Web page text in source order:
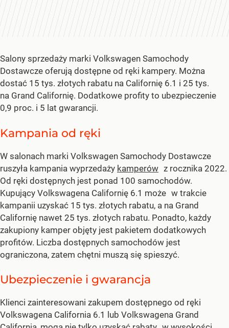
Salony sprzedaży marki Volkswagen Samochody
Dostawcze oferują dostępne od ręki kampery. Można
dostać 15 tys. złotych rabatu na Californię 6.1 i 25 tys.
na Grand Californię. Dodatkowe profity to ubezpieczenie
0,9 proc. i 5 lat gwarancji.
Kampania od ręki
W salonach marki Volkswagen Samochody Dostawcze
ruszyła kampania wyprzedaży kamperów z rocznika 2022.
Od ręki dostępnych jest ponad 100 samochodów.
Kupujący Volkswagena Californię 6.1 może w trakcie
kampanii uzyskać 15 tys. złotych rabatu, a na Grand
Californię nawet 25 tys. złotych rabatu. Ponadto, każdy
zakupiony kamper objęty jest pakietem dodatkowych
profitów. Liczba dostępnych samochodów jest
ograniczona, zatem chętni muszą się spieszyć.
Ubezpieczenie i gwarancja
Klienci zainteresowani zakupem dostępnego od ręki
Volkswagena California 6.1 lub Volkswagena Grand